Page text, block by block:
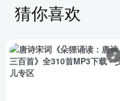
猜你喜欢